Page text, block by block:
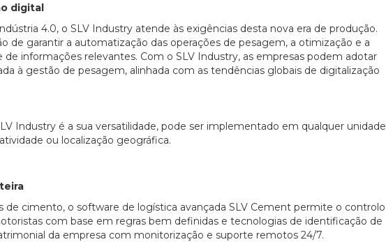
digital
4.0, o SLV Industry atende às exigências desta nova era de produção.
de garantir a automatização das operações de pesagem, a otimização e a
informações relevantes. Com o SLV Industry, as empresas podem adotar
à gestão de pesagem, alinhada com as tendências globais de digitalização
Industry é a sua versatilidade, pode ser implementado em qualquer unidade
ou localização geográfica.
de cimento, o software de logística avançada SLV Cement permite o controlo
com base em regras bem definidas e tecnologias de identificação de
da empresa com monitorização e suporte remotos 24/7.